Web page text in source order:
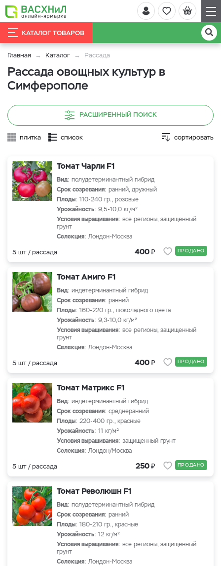
КАТАЛОГ ТОВАРОВ
Главная Каталог Рассада
Рассада овощных культур в
Симферополе
РАСШИРЕННЫЙ ПОИСК
плитка список сортировать
Томат Чарли F1
Вид: полудетерминантный гибрид
Срок созревания: ранний, дружный
Плоды: 110-240 гр., розовые
Урожайность: 9,5-10,0 кг/м²
Условия выращивания: все регионы, защищенный
грунт
Селекция: Лондон-Москва
5 шт / рассада 400₽ ПРОДАНО
Томат Амиго F1
Вид: индетерминантный гибрид
Срок созревания: ранний
Плоды: 160-220 гр., шоколадного цвета
Урожайность: 9,3-10,0 кг/м²
Условия выращивания: все регионы, защищенный
грунт
Селекция: Лондон-Москва
5 шт / рассада 400₽ ПРОДАНО
Томат Матрикс F1
Вид: индетерминантный гибрид
Срок созревания: среднеранний
Плоды: 220-400 гр., красные
Урожайность: 11 кг/м²
Условия выращивания: защищенный грунт
Селекция: Лондон/Москва
5 шт / рассада 250₽ ПРОДАНО
Томат Революшн F1
Вид: полудетерминантный гибрид
Срок созревания: ранний
Плоды: 180-210 гр., красные
Урожайность: 12 кг/м²
Условия выращивания: все регионы, защищенный
грунт
Селекция: Лондон-Москва